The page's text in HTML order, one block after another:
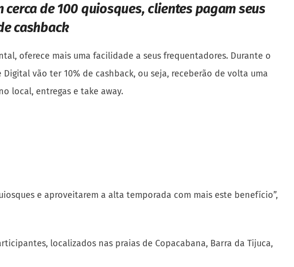
de 100 quiosques, clientes pagam seus
cashback
oferece mais uma facilidade a seus frequentadores. Durante o
vão ter 10% de cashback, ou seja, receberão de volta uma
local, entregas e take away.
e aproveitarem a alta temporada com mais este benefício”,
localizados nas praias de Copacabana, Barra da Tijuca,